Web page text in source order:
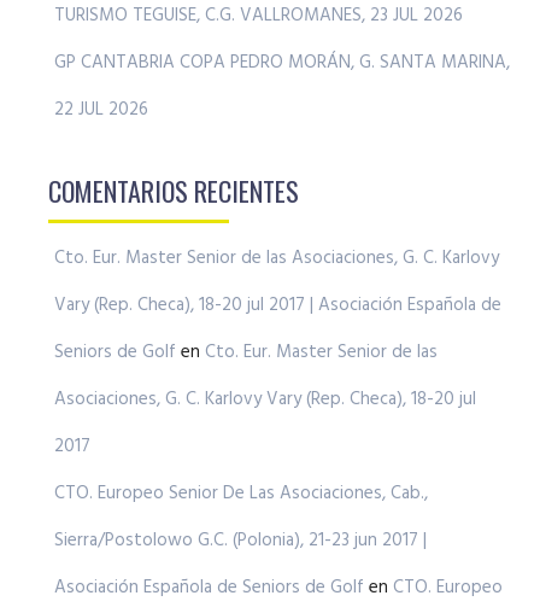
TURISMO TEGUISE, C.G. VALLROMANES, 23 JUL 2026
GP CANTABRIA COPA PEDRO MORÁN, G. SANTA MARINA,
22 JUL 2026
COMENTARIOS RECIENTES
Cto. Eur. Master Senior de las Asociaciones, G. C. Karlovy
Vary (Rep. Checa), 18-20 jul 2017 | Asociación Española de
Seniors de Golf en Cto. Eur. Master Senior de las
Asociaciones, G. C. Karlovy Vary (Rep. Checa), 18-20 jul
2017
CTO. Europeo Senior De Las Asociaciones, Cab.,
Sierra/Postolowo G.C. (Polonia), 21-23 jun 2017 |
Asociación Española de Seniors de Golf en CTO. Europeo